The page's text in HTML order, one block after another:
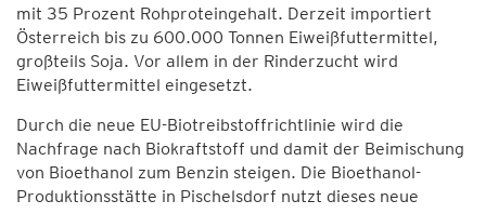
mit 35 Prozent Rohproteingehalt. Derzeit importiert
Österreich bis zu 600.000 Tonnen Eiweißfuttermittel,
großteils Soja. Vor allem in der Rinderzucht wird
Eiweißfuttermittel eingesetzt.
Durch die neue EU-Biotreibstoffrichtlinie wird die
Nachfrage nach Biokraftstoff und damit der Beimischung
von Bioethanol zum Benzin steigen. Die Bioethanol-
Produktionsstätte in Pischelsdorf nutzt dieses neue